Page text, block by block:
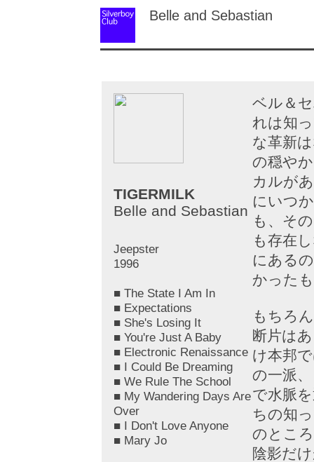
Belle and Sebastian
TIGERMILK
Belle and Sebastian
Jeepster
1996
■ The State I Am In
■ Expectations
■ She's Losing It
■ You're Just A Baby
■ Electronic Renaissance
■ I Could Be Dreaming
■ We Rule The School
■ My Wandering Days Are
Over
■ I Don't Love Anyone
■ Mary Jo
ベル＆
れは知
な革新
の穏や
カルが
にいつ
も、そ
も存在
にある
かった
もちろ
断片は
け本邦
の一派
で水脈
ちの知
のとこ
陰影だ